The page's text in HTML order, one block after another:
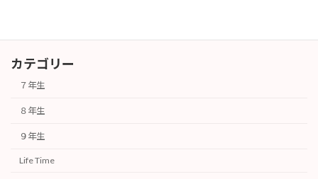
カテゴリー
７年生
８年生
９年生
Life Time